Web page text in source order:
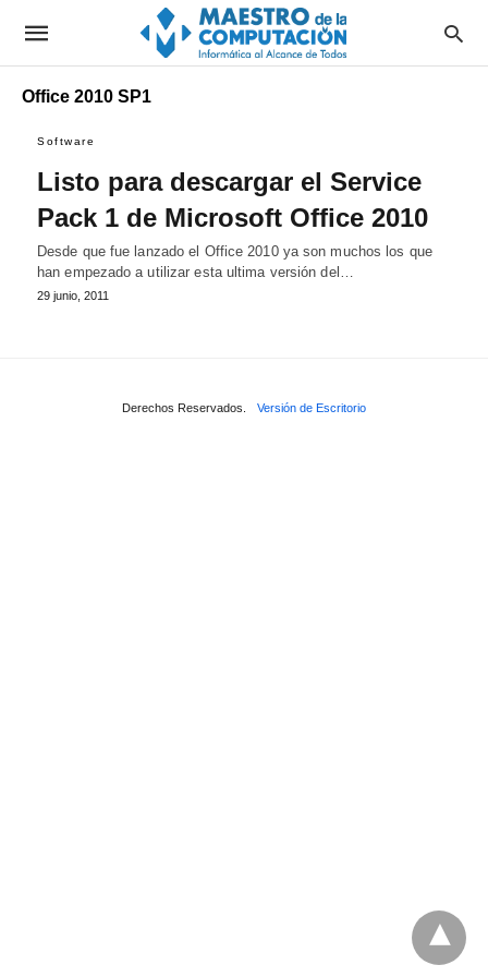
Office 2010 SP1
Software
Listo para descargar el Service
Pack 1 de Microsoft Office 2010
Desde que fue lanzado el Office 2010 ya son muchos los que
han empezado a utilizar esta ultima versión del…
29 junio, 2011
Derechos Reservados. Versión de Escritorio